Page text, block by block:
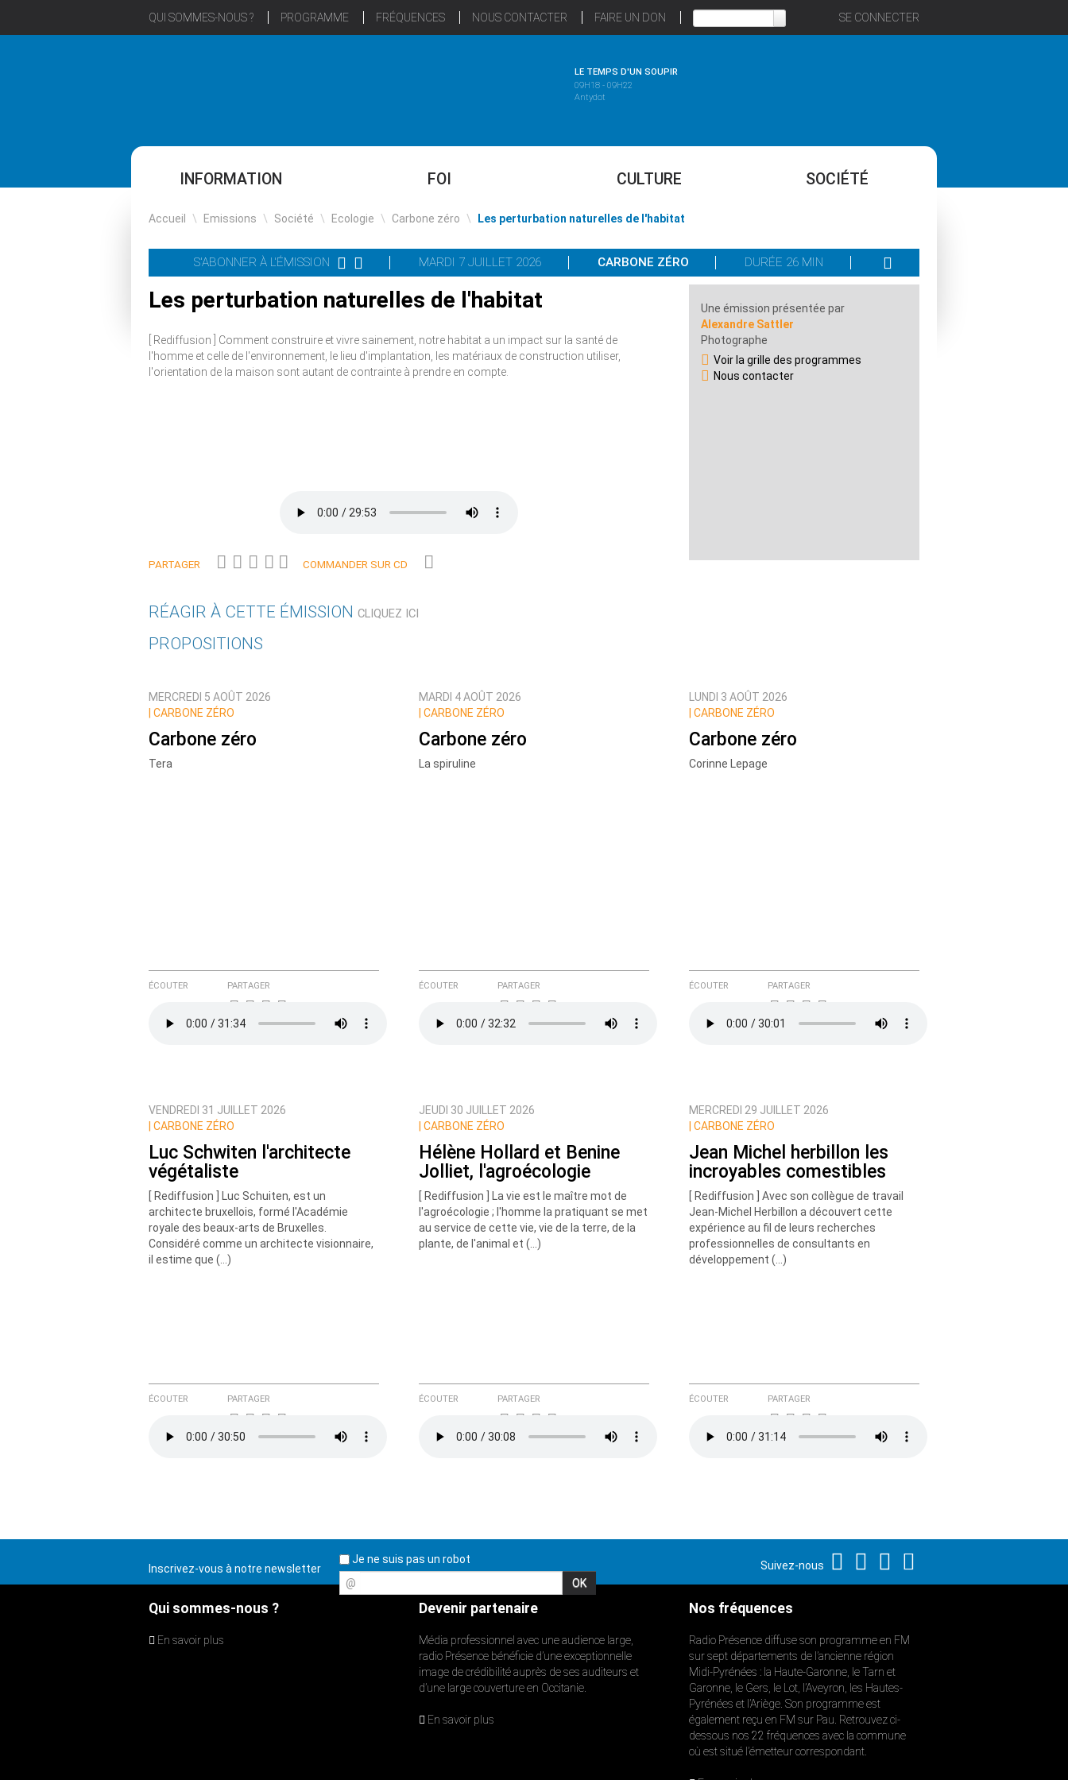
QUI SOMMES-NOUS ? PROGRAMME FRÉQUENCES NOUS CONTACTER FAIRE UN DON SE CONNECTER
LE TEMPS D'UN SOUPIR
09H18 - 09H22
Antydot
INFORMATION FOI CULTURE SOCIÉTÉ
Accueil \ Emissions \ Société \ Ecologie \ Carbone zéro \ Les perturbation naturelles de l'habitat
S'ABONNER À L'ÉMISSION MARDI 7 JUILLET 2026 CARBONE ZÉRO DURÉE 26 MIN
Les perturbation naturelles de l'habitat
[ Rediffusion ] Comment construire et vivre sainement, notre habitat a un impact sur la santé de
l'homme et celle de l'environnement, le lieu d'implantation, les matériaux de construction utiliser,
l'orientation de la maison sont autant de contrainte à prendre en compte.
PARTAGER COMMANDER SUR CD
Une émission présentée par
Alexandre Sattler
Photographe
Voir la grille des programmes
Nous contacter
RÉAGIR À CETTE ÉMISSION CLIQUEZ ICI
Nom
Courriel (non publié)
Prévenez-moi de tous les nouveaux commentaires de cette discussion par email
PROPOSITIONS
MERCREDI 5 AOÛT 2026
CARBONE ZÉRO
Carbone zéro
Tera
ÉCOUTER PARTAGER
MARDI 4 AOÛT 2026
CARBONE ZÉRO
Carbone zéro
La spiruline
ÉCOUTER PARTAGER
LUNDI 3 AOÛT 2026
CARBONE ZÉRO
Carbone zéro
Corinne Lepage
ÉCOUTER PARTAGER
VENDREDI 31 JUILLET 2026
CARBONE ZÉRO
Luc Schwiten l'architecte
végétaliste
[ Rediffusion ] Luc Schuiten, est un
architecte bruxellois, formé l'Académie
royale des beaux-arts de Bruxelles.
Considéré comme un architecte visionnaire,
il estime que (…)
ÉCOUTER PARTAGER
JEUDI 30 JUILLET 2026
CARBONE ZÉRO
Hélène Hollard et Benine
Jolliet, l'agroécologie
[ Rediffusion ] La vie est le maître mot de
l'agroécologie ; l'homme la pratiquant se met
au service de cette vie, vie de la terre, de la
plante, de l'animal et (…)
ÉCOUTER PARTAGER
MERCREDI 29 JUILLET 2026
CARBONE ZÉRO
Jean Michel herbillon les
incroyables comestibles
[ Rediffusion ] Avec son collègue de travail
Jean-Michel Herbillon a découvert cette
expérience au fil de leurs recherches
professionnelles de consultants en
développement (…)
ÉCOUTER PARTAGER
Inscrivez-vous à notre newsletter
Je ne suis pas un robot
@
Suivez-nous
Qui sommes-nous ?
En savoir plus
Devenir partenaire
Média professionnel avec une audience large,
radio Présence bénéficie d’une exceptionnelle
image de crédibilité auprès de ses auditeurs et
d’une large couverture en Occitanie.
En savoir plus
Nos fréquences
Radio Présence diffuse son programme en FM
sur sept départements de l’ancienne région
Midi-Pyrénées : la Haute-Garonne, le Tarn et
Garonne, le Gers, le Lot, l’Aveyron, les Hautes-
Pyrénées et l’Ariège. Son programme est
également reçu en FM sur Pau. Retrouvez ci-
dessous nos 22 fréquences avec la commune
où est situé l’émetteur correspondant.